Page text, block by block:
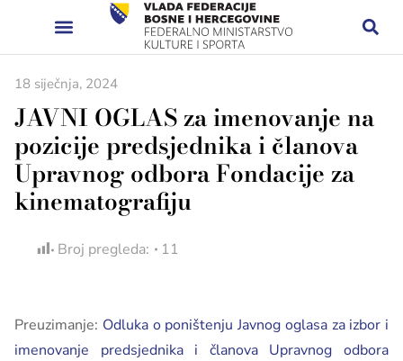
18 siječnja, 2024
JAVNI OGLAS za imenovanje na
pozicije predsjednika i članova
Upravnog odbora Fondacije za
kinematografiju
Broj pregleda: 11
Preuzimanje: Odluka o poništenju Javnog oglasa za izbor i
imenovanje predsjednika i članova Upravnog odbora